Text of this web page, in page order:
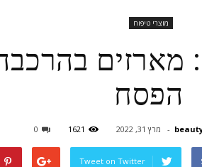
מוצרי טיפוח
הפסח
- מרץ 31, 2022 1621
0
Tweet on Twitter